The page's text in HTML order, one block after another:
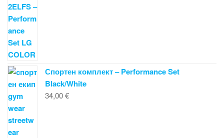
Спортен комплект – Performance Set
Black/White
34,00€